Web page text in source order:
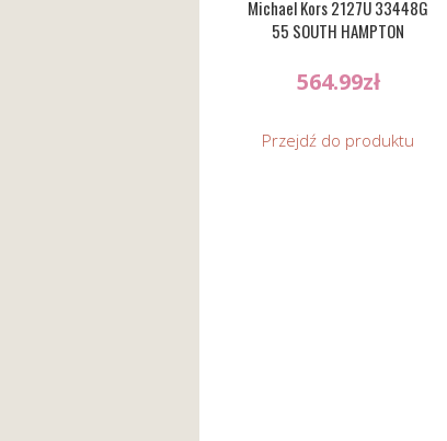
Michael Kors 2127U 33448G
55 SOUTH HAMPTON
564.99zł
Przejdź do produktu